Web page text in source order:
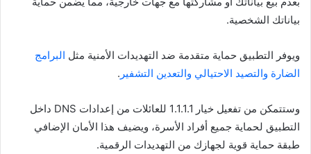
بياناتك الشخصية.
ويوفر التطبيق حماية متقدمة ضد التهديدات الأمنية مثل البرامج
الضارة والتصيد الاحتيالي والتعدين التشفير .
وستتمكن من تفعيل خيار 1.1.1.1 للعائلات من إعدادات DNS داخل
التطبيق لحماية جميع أفراد الأسرة، ويضيف هذا الأمان الإضافي
طبقة حماية قوية لجهازك من التهديدات الرقمية.